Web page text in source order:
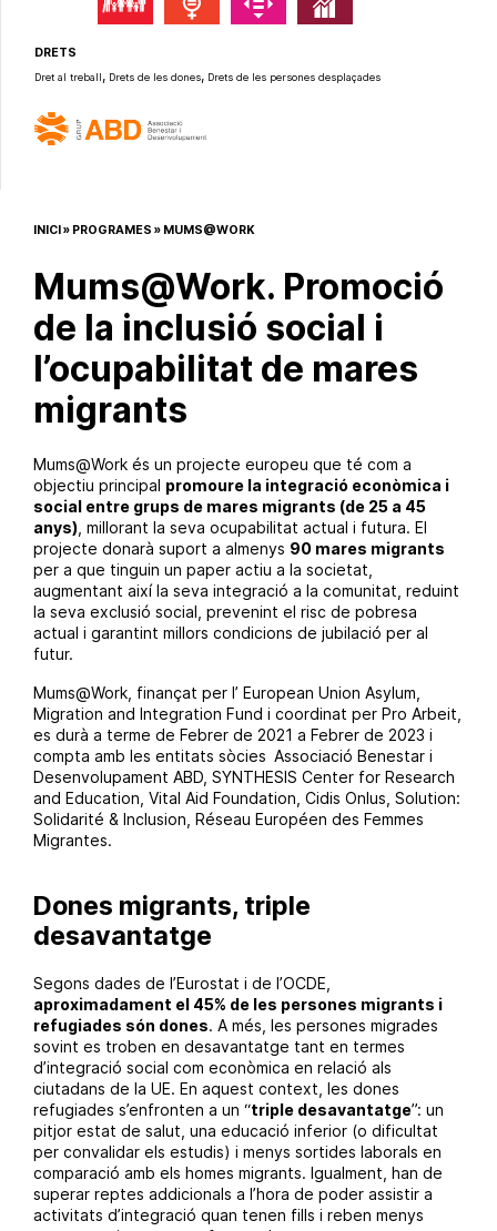
INICI» PROGRAMES » MUMS@WORK
Mums@Work. Promoció
de la inclusió social i
l’ocupabilitat de mares
migrants
Mums@Work és un projecte europeu que té com a
objectiu principal promoure la integració econòmica i
social entre grups de mares migrants (de 25 a 45
anys) , millorant la seva ocupabilitat actual i futura. El
projecte donarà suport a almenys 90 mares migrants
per a que tinguin un paper actiu a la societat,
augmentant així la seva integració a la comunitat, reduint
la seva exclusió social, prevenint el risc de pobresa
actual i garantint millors condicions de jubilació per al
futur.
Mums@Work, finançat per l’ European Union Asylum,
Migration and Integration Fund i coordinat per Pro Arbeit
es durà a terme de Febrer de 2021 a Febrer de 2023 i
compta amb les entitats sòcies Associació Benestar i
Desenvolupament ABD SYNTHESIS Center for Research
and Education Vital Aid Foundation Cidis Onlus Solution:
Solidarité & Inclusion Réseau Européen des Femmes
Migrantes.
Dones migrants, triple
desavantatge
Segons dades de l’Eurostat i de l’OCDE,
aproximadament el 45% de les persones migrants i
refugiades són dones. A més, les persones migrades
sovint es troben en desavantatge tant en termes
d’integració social com econòmica en relació als
ciutadans de la UE. En aquest context, les dones
refugiades s’enfronten a un “triple desavantatge”: un
pitjor estat de salut, una educació inferior (o dificultat
per convalidar els estudis) i menys sortides laborals en
comparació amb els homes migrants. Igualment, han de
superar reptes addicionals a l’hora de poder assistir a
activitats d’integració quan tenen fills i reben menys
DRETS
Dret al treball, Drets de les dones, Drets de les persones desplaçades